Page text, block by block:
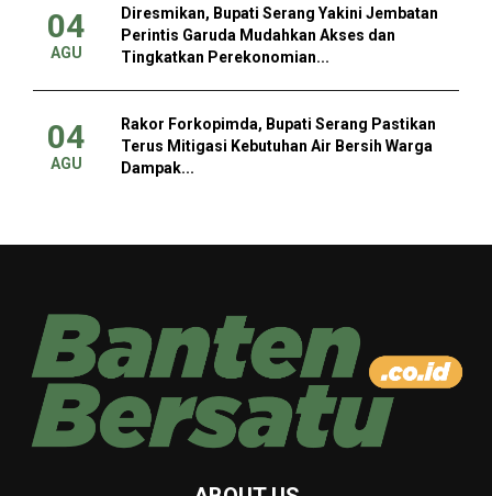
04
AGU
Diresmikan, Bupati Serang Yakini Jembatan
Perintis Garuda Mudahkan Akses dan
Tingkatkan Perekonomian...
04
AGU
Rakor Forkopimda, Bupati Serang Pastikan
Terus Mitigasi Kebutuhan Air Bersih Warga
Dampak...